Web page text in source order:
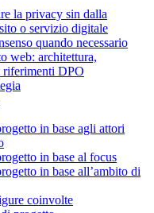
la privacy sin dalla
o servizio digitale
quando necessario
web: architettura,
DPO
in base agli attori
in base al focus
in base all’ambito di
coinvolte